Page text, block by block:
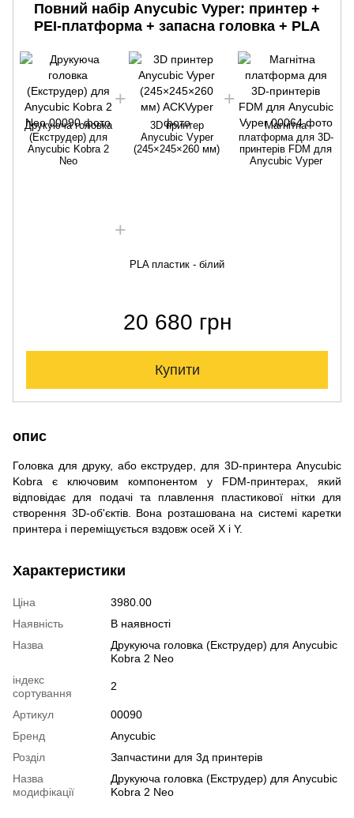
Повний набір Anycubic Vyper: принтер +
PEI-платформа + запасна головка + PLA
Друкуюча головка
(Екструдер) для
Anycubic Kobra 2
Neo
3D принтер
Anycubic Vyper
(245×245×260 мм)
Магнітна
платформа для 3D-
принтерів FDM для
Аnycubic Vyper
PLA пластик - білий
20 680 грн
Купити
опис
Головка для друку, або екструдер, для 3D-принтера Anycubic
Kobra є ключовим компонентом у FDM-принтерах, який
відповідає для подачі та плавлення пластикової нітки для
створення 3D-об'єктів. Вона розташована на системі каретки
принтера і переміщується вздовж осей X і Y.
Характеристики
Ціна
3980.00
Наявність
В наявності
Назва
Друкуюча головка (Екструдер) для Anycubic
Kobra 2 Neo
індекс
сортування
2
Артикул
00090
Бренд
Anycubic
Розділ
Запчастини для 3д принтерів
Назва
модифікації
Друкуюча головка (Екструдер) для Anycubic
Kobra 2 Neo